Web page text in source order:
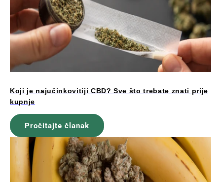
Koji je najučinkovitiji CBD? Sve što trebate znati prije
kupnje
Pročitajte članak